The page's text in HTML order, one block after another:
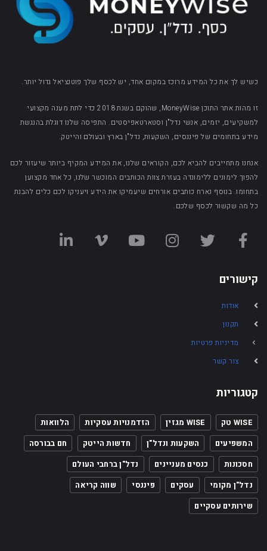
כשיש לך את כל המידע מרוכז במקום אחד, יש לכסף שלך פוטנציאל גדול יותר.
זו מהות אתר התוכן MoneyWise, שהוקם בשנת 2018 כדי לתת מענה מקצועי
למשקיעים, יזמים, אנשי נדל"ן וסטארטאפיסטים. התפיסה שלנו דוגלת בהנגשת
מידע בתחומים של פיננסים, השקעות, נדל"ן בארץ ובעולם והייטק.
אנחנו מתחייבים להביא לכם, הקוראים שלנו, את המידע המקיף ביותר שיעזור לכם
להפוך לימונים ללימונדה בעזרת צוות הכותבים המוכשר שלנו, כל אחד מקצוען
בתחומו. בנוסף נארח כותבים אורחים שיעמיקו את הידע ויעניקו לכם כלים להבנת
כל מה שקשור לכסף שלכם.
קישורים
אודות
תקנון
מדיניות פרטיות
צור קשר
קטגוריות
WISE טק WISE מגזין הזדמנויות עסקיות
הלוואות
המשפיעים
השקעות ונדל"ן חדשות הייטק
חם בבורסה
חסכונות
כנסים מעניינים
נדל"ן ברחבי העולם
נדל"ן מקומי
עסקים פיננסי
שווה קריאה
שירותים עסקיים